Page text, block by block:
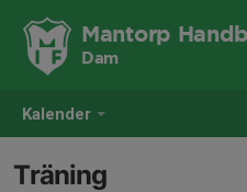
Kalender
Mantorp
Dam
Träning